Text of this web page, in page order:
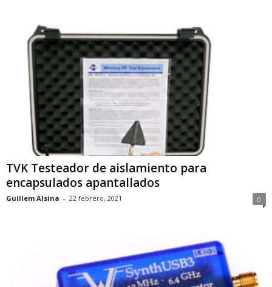
TVK Testeador de aislamiento para
encapsulados apantallados
Guillem Alsina - 22 febrero, 2021 0